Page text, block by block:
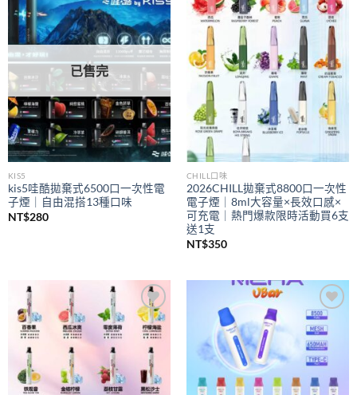
Add to
wishlist
已售完
KIS5
kis5哇酷拋棄式6500口一次性電
子煙｜自由混搭13種口味
NT$280
Add to
wishlist
CHILL口味
2026CHILL拋棄式8800口一次性
電子煙｜8ml大容量×長效口感×
可充電｜熱門爆款限時活動買6支
送1支
NT$350
Add to
wishlist
Add to
wishlist